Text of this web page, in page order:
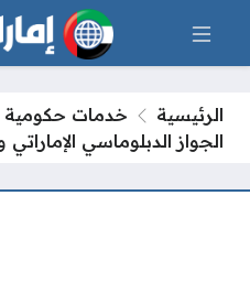
الرئيسية خدمات حكومية
الجواز الدبلوماسي الإماراتي